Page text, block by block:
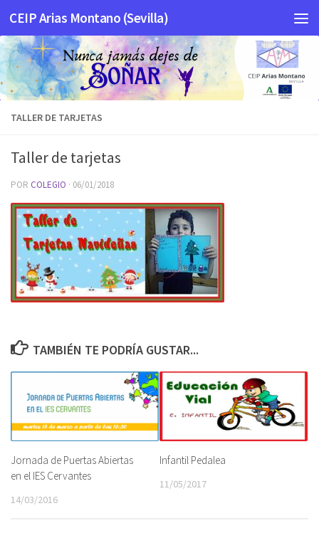
Saltar al contenido
CEIP Arias Montano (Sevilla)
TALLER DE TARJETAS
Taller de tarjetas
POR COLEGIO · 06/01/2018
TAMBIÉN TE PODRÍA GUSTAR...
Jornada de Puertas Abiertas
en el IES Cervantes
14/03/2016
Infantil Pedalea
11/05/2017